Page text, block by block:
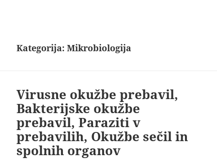
Kategorija:Mikrobiologija
Virusne okužbe prebavil,
Bakterijske okužbe
prebavil, Paraziti v
prebavilih, Okužbe sečil in
spolnih organov